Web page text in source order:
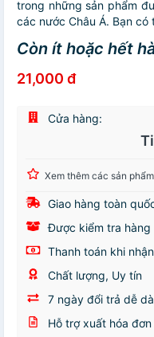
trong những sản phẩm
các nước Châu Á. Bạn có
Còn ít hoặc hết
21,000 đ
Cửa hàng:
Xem thêm các sản phẩm
Giao hàng toàn
Được kiểm tra hàng
Thanh toán khi
Chất lượng, Uy tín
7 ngày đổi trả dễ
Hỗ trợ xuất hóa